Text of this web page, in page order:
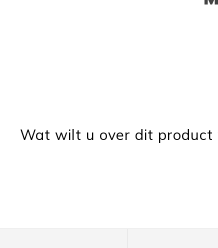
Wat wilt u over dit product